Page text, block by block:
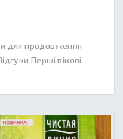
для продовження
Перші вікові